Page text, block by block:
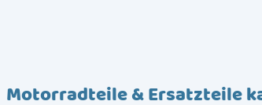
Motorradteile & Ersatzteile